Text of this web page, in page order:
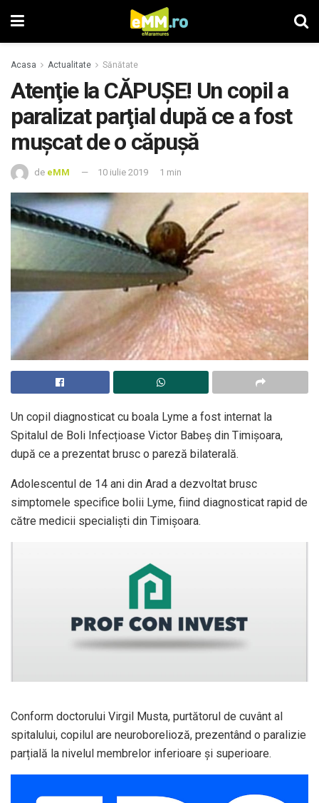
Acasa Actualitate Sănătate
Atenţie la CĂPUŞE! Un copil a
paralizat parţial după ce a fost
mușcat de o căpușă
de eMM 10 iulie 2019 1 min
Un copil diagnosticat cu boala Lyme a fost internat la
Spitalul de Boli Infecțioase Victor Babeș din Timișoara,
după ce a prezentat brusc o pareză bilaterală.
Adolescentul de 14 ani din Arad a dezvoltat brusc
simptomele specifice bolii Lyme, fiind diagnosticat rapid de
către medicii specialiști din Timișoara.
Conform doctorului Virgil Musta, purtătorul de cuvânt al
spitalului, copilul are neuroborelioză, prezentând o paralizie
parțială la nivelul membrelor inferioare și superioare.